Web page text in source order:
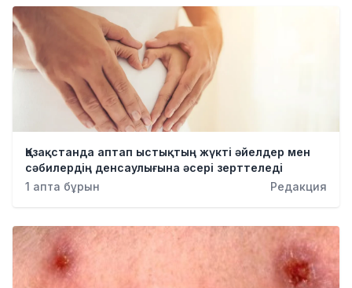
Саясат
Технология
Экономика
Әлемде
Қоғам
Білім және Ғылым
Денсаулық
Бизнес
Қылмыс
Қазақстанда аптап ыстықтың жүкті әйелдер мен
сәбилердің денсаулығына әсері зерттеледі
1 апта бұрын
Редакция